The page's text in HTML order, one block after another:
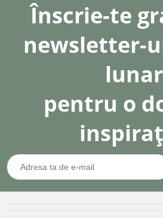
Înscrie-te
newsletter-
lunar
pentru o